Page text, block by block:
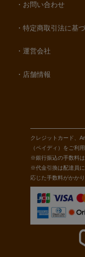
お問い合わせ
特定商取引法に基
運営会社
店舗情報
クレジットカード、
（ペイディ）をご利
※銀行振込の手数料は
※代金引換は配達員
応じた手数料がかかり